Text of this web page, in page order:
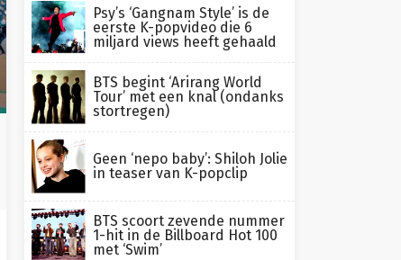
Psy’s ‘Gangnam Style’ is de
eerste K-popvideo die 6
miljard views heeft gehaald
BTS begint ‘Arirang World
Tour’ met een knal (ondanks
stortregen)
Geen ‘nepo baby’: Shiloh Jolie
in teaser van K-popclip
BTS scoort zevende nummer
1-hit in de Billboard Hot 100
met ‘Swim’